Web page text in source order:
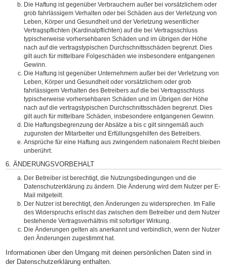
Die Haftung ist gegenüber Verbrauchern außer bei vorsätzlichem oder
grob fahrlässigem Verhalten oder bei Schäden aus der Verletzung von
Leben, Körper und Gesundheit und der Verletzung wesentlicher
Vertragspflichten (Kardinalpflichten) auf die bei Vertragsschluss
typischerweise vorhersehbaren Schäden und im übrigen der Höhe
nach auf die vertragstypischen Durchschnittsschäden begrenzt. Dies
gilt auch für mittelbare Folgeschäden wie insbesondere entgangenen
Gewinn.
Die Haftung ist gegenüber Unternehmern außer bei der Verletzung von
Leben, Körper und Gesundheit oder vorsätzlichem oder grob
fahrlässigem Verhalten des Betreibers auf die bei Vertragsschluss
typischerweise vorhersehbaren Schäden und im Übrigen der Höhe
nach auf die vertragstypischen Durchschnittsschäden begrenzt. Dies
gilt auch für mittelbare Schäden, insbesondere entgangenen Gewinn.
Die Haftungsbegrenzung der Absätze a bis c gilt sinngemäß auch
zugunsten der Mitarbeiter und Erfüllungsgehilfen des Betreibers.
Ansprüche für eine Haftung aus zwingendem nationalem Recht bleiben
unberührt.
6. ÄNDERUNGSVORBEHALT
Der Betreiber ist berechtigt, die Nutzungsbedingungen und die
Datenschutzerklärung zu ändern. Die Änderung wird dem Nutzer per E-
Mail mitgeteilt.
Der Nutzer ist berechtigt, den Änderungen zu widersprechen. Im Falle
des Widerspruchs erlischt das zwischen dem Betreiber und dem Nutzer
bestehende Vertragsverhältnis mit sofortiger Wirkung.
Die Änderungen gelten als anerkannt und verbindlich, wenn der Nutzer
den Änderungen zugestimmt hat.
Informationen über den Umgang mit deinen persönlichen Daten sind in
der Datenschutzerklärung enthalten.